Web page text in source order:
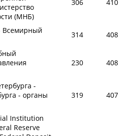
(МНБ)
306 410
Всемирный
314
408
230 408
-
- органы
319 407
Institution
Reserve